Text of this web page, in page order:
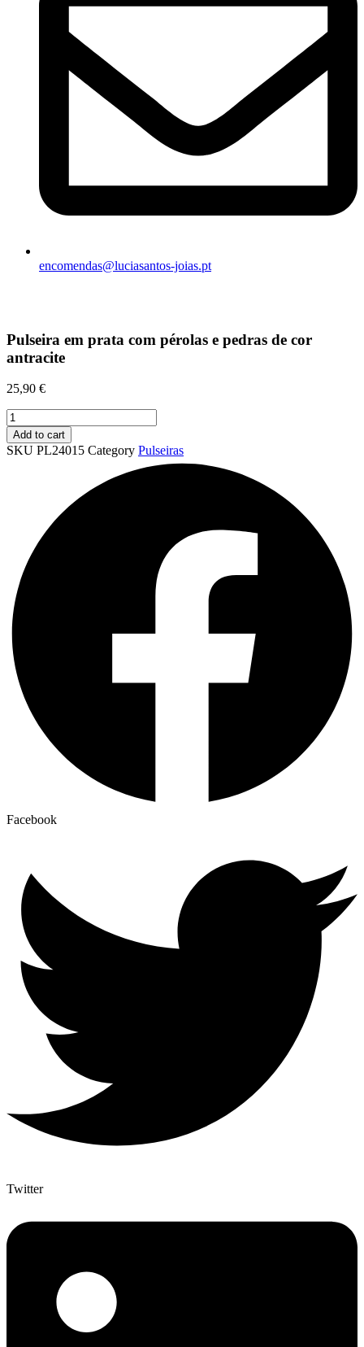
encomendas@luciasantos-joias.pt
Pulseira em prata com pérolas e pedras de cor
antracite
25,90 €
Pulseira
em
prata
com
antracite
quantity
Add to cart
SKU PL24015 Category Pulseiras
Facebook
Twitter